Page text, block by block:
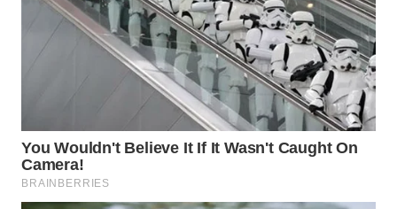
WAHANA
OTOMOTIF
WAHANA
DESA